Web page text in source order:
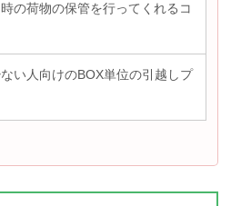
の荷物の保管を行ってくれるコ
い人向けのBOX単位の引越しプ